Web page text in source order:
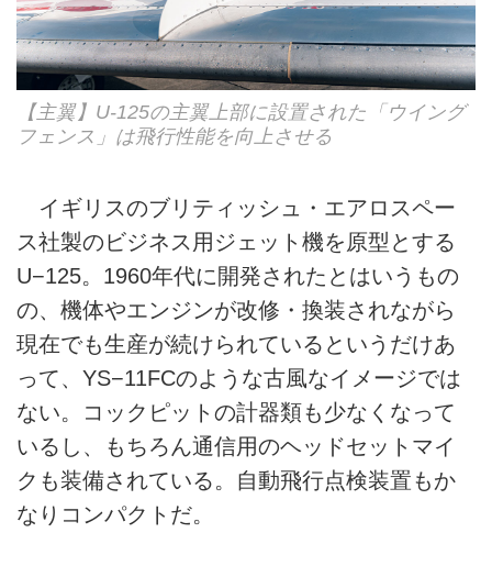
【主翼】U-125の主翼上部に設置された「ウイング
フェンス」は飛行性能を向上させる
イギリスのブリティッシュ・エアロスペー
ス社製のビジネス用ジェット機を原型とする
U−125。1960年代に開発されたとはいうもの
の、機体やエンジンが改修・換装されながら
現在でも生産が続けられているというだけあ
って、YS−11FCのような古風なイメージでは
ない。コックピットの計器類も少なくなって
いるし、もちろん通信用のヘッドセットマイ
クも装備されている。自動飛行点検装置もか
なりコンパクトだ。